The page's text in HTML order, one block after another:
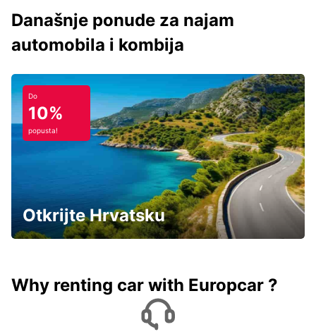
Današnje ponude za najam
automobila i kombija
Do
10%
popusta!
Otkrijte Hrvatsku
Why renting car with Europcar ?